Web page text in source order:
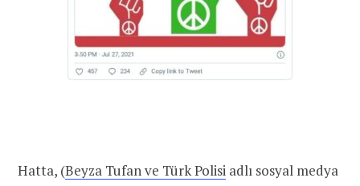
Hatta, (Beyza Tufan ve Türk Polisi adlı sosyal medya